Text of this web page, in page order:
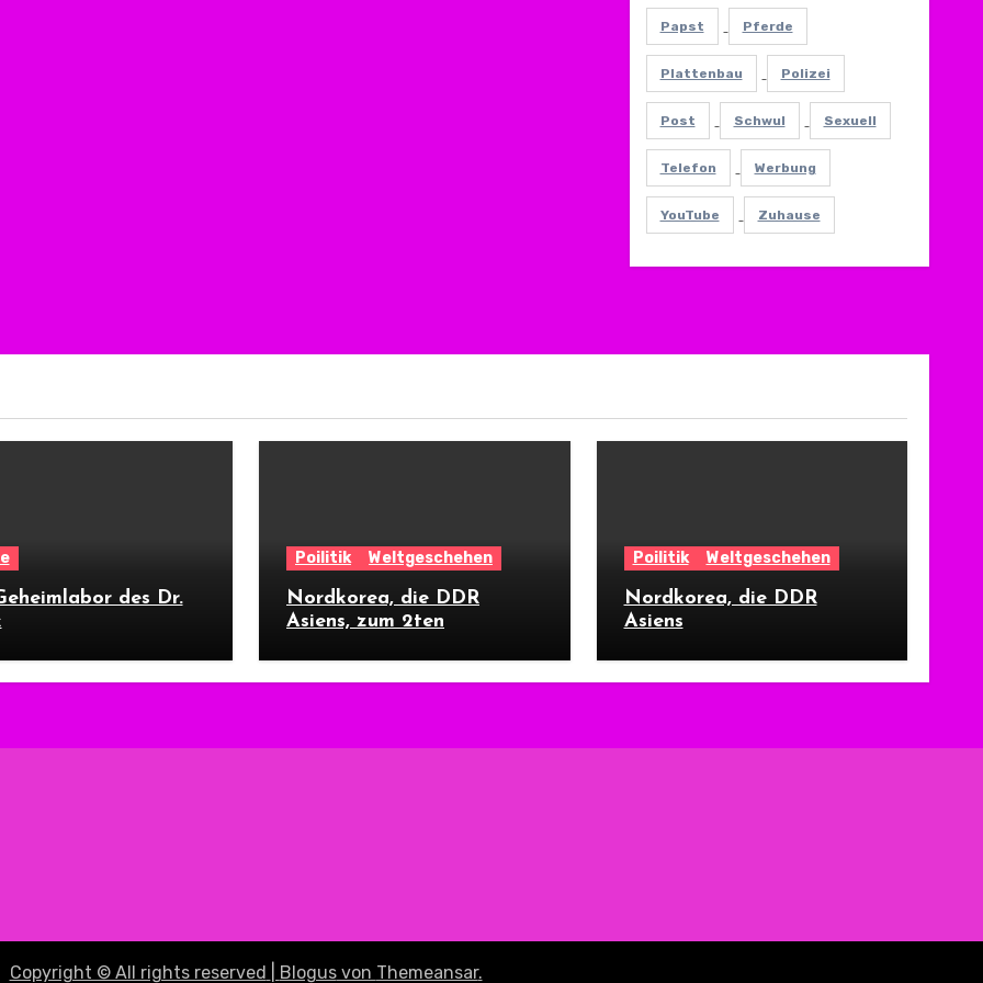
Papst Pferde
Plattenbau Polizei
Post Schwul Sexuell
Telefon Werbung
YouTube Zuhause
des Dr.
Poilitik Weltgeschehen
Nordkorea, die DDR
Asiens, zum 2ten
Poilitik Weltgeschehen
Nordkorea, die DDR
Asiens
Copyright © All rights reserved Blogusvon Themeansar.